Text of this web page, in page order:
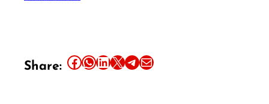
Share: Share this article on Facebook Share this article on WhatsApp Share this article on LinkedIn Share this article on X Share this article on TelegramEmail this Article